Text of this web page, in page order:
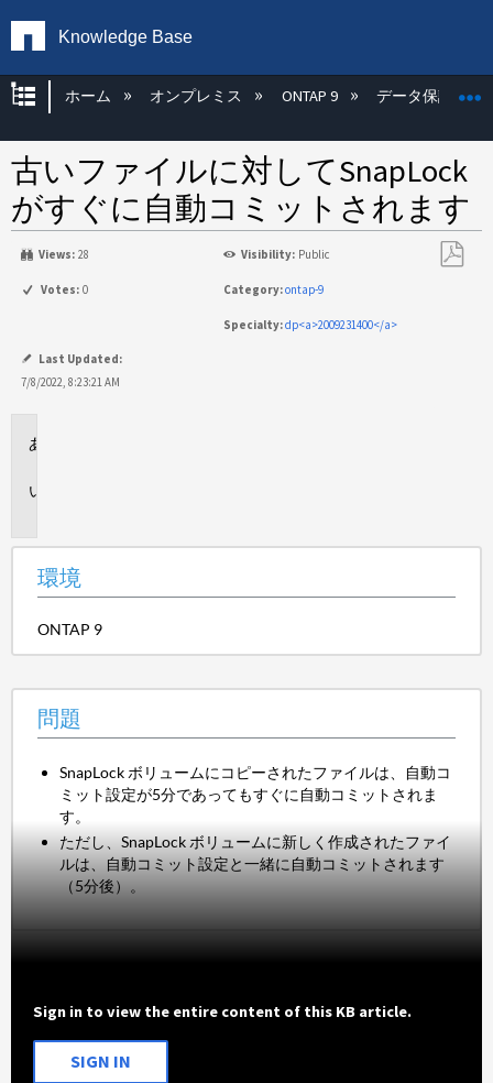
Knowledge Base
グローバル階層を展開/折りたたむ
ホーム オンプレミス ONTAP 9 データ保護
古いファイルに対してSnapLock
がすぐに自動コミットされます
Views: 28 Visibility: Public
Votes: 0 Category:ontap-9
Specialty:dp<a>2009231400</a>
Last Updated:
7/8/2022, 8:23:21 AM
環境
ONTAP 9
問題
SnapLock ボリュームにコピーされたファイルは、自動コ
ミット設定が5分であってもすぐに自動コミットされま
す。
ただし、SnapLock ボリュームに新しく作成されたファイ
ルは、自動コミット設定と一緒に自動コミットされます
（5分後）。
Sign in to view the entire content of this KB article.
SIGN IN